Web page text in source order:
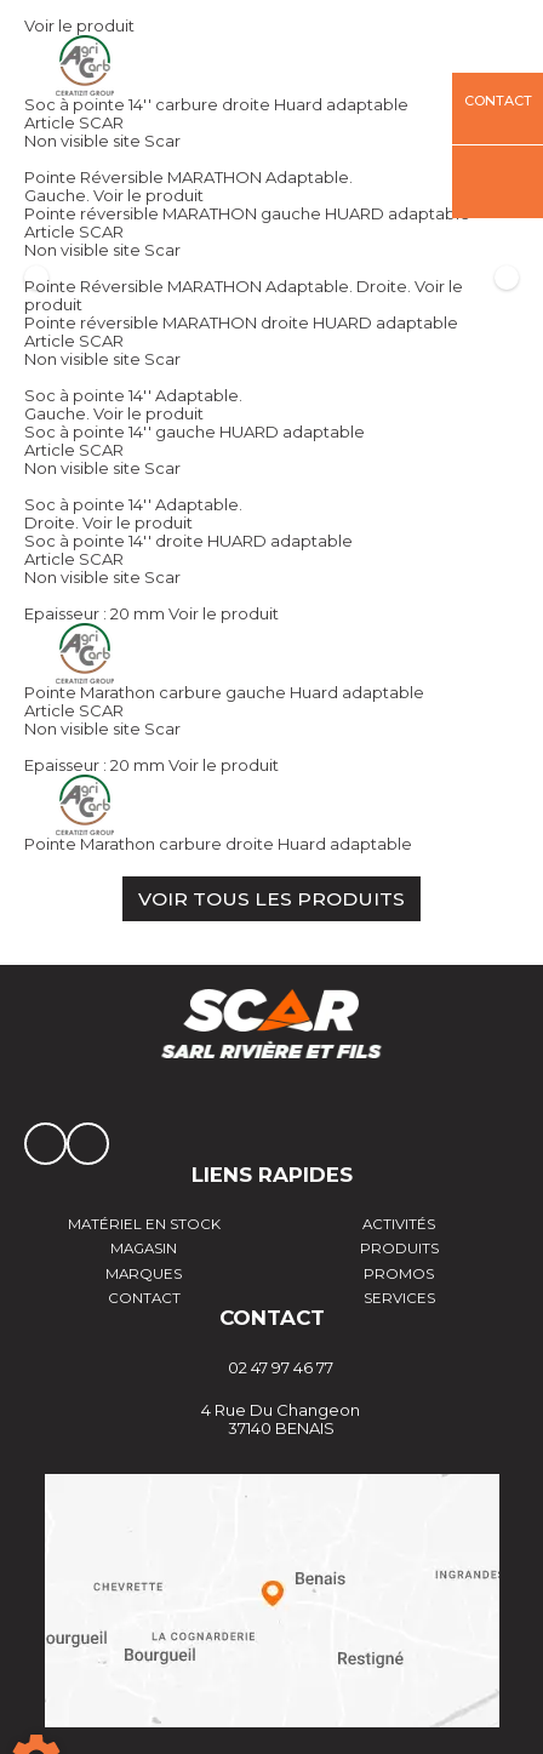
Voir le produit
Soc à pointe 14'' carbure droite Huard adaptable
Article SCAR
Non visible site Scar
Pointe Réversible MARATHON Adaptable.
Gauche. Voir le produit
Pointe réversible MARATHON gauche HUARD adaptable
Article SCAR
Non visible site Scar
Pointe Réversible MARATHON Adaptable. Droite. Voir le
produit
Pointe réversible MARATHON droite HUARD adaptable
Article SCAR
Non visible site Scar
Soc à pointe 14'' Adaptable.
Gauche. Voir le produit
Soc à pointe 14'' gauche HUARD adaptable
Article SCAR
Non visible site Scar
Soc à pointe 14'' Adaptable.
Droite. Voir le produit
Soc à pointe 14'' droite HUARD adaptable
Article SCAR
Non visible site Scar
Epaisseur : 20 mm Voir le produit
Pointe Marathon carbure gauche Huard adaptable
Article SCAR
Non visible site Scar
Epaisseur : 20 mm Voir le produit
Pointe Marathon carbure droite Huard adaptable
VOIR TOUS LES PRODUITS
CONTACT
LIENS RAPIDES
MATÉRIEL EN STOCK
ACTIVITÉS
MAGASIN
PRODUITS
MARQUES
PROMOS
CONTACT
SERVICES
CONTACT
02 47 97 46 77
4 Rue Du Changeon
37140 BENAIS